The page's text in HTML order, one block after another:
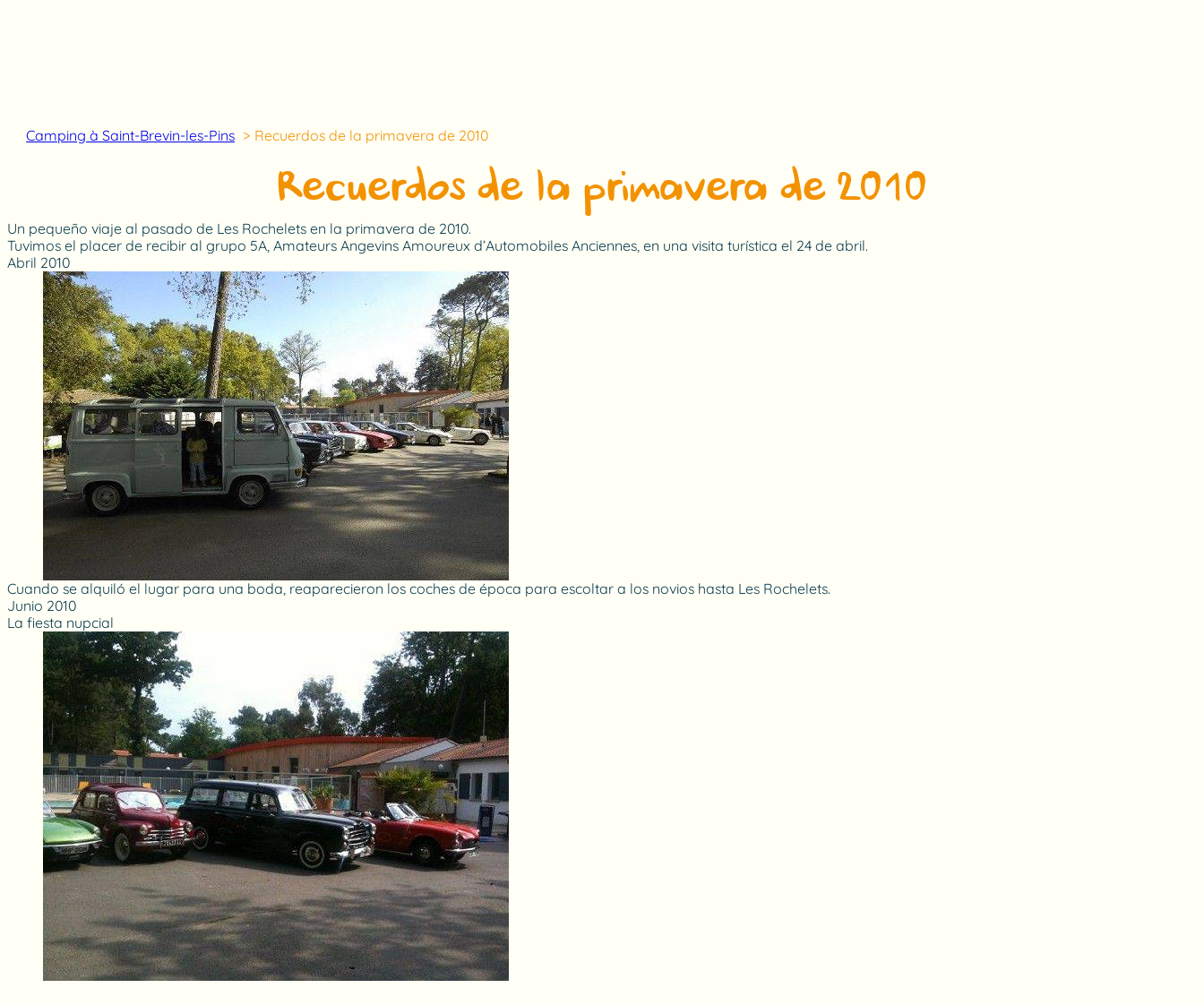
Camping à Saint-Brevin-les-Pins Recuerdos de la primavera de 2010
Recuerdos de la primavera de 2010
Un pequeño viaje al pasado de Les Rochelets en la primavera de 2010.
Tuvimos el placer de recibir al grupo 5A, Amateurs Angevins Amoureux d’Automobiles Anciennes, en una visita turística el 24 de abril.
Abril 2010
Cuando se alquiló el lugar para una boda, reaparecieron los coches de época para escoltar a los novios hasta Les Rochelets.
Junio 2010
La fiesta nupcial